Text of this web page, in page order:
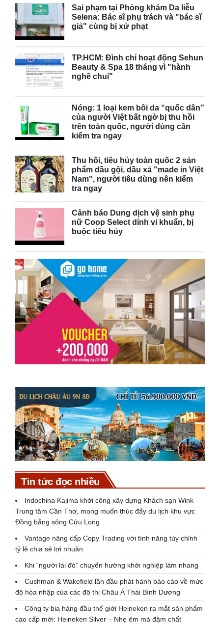
Sai phạm tại Phòng khám Da liễu
Selena: Bác sĩ phụ trách và "bác sĩ
giả" cùng bị xử phạt
TP.HCM: Đình chỉ hoạt động Sehun
Beauty & Spa 18 tháng vì "hành
nghề chui"
Nóng: 1 loại kem bôi da “quốc dân”
của người Việt bất ngờ bị thu hồi
trên toàn quốc, người dùng cần
kiểm tra ngay
Thu hồi, tiêu hủy toàn quốc 2 sản
phẩm dầu gội, dầu xả "made in Việt
Nam", người tiêu dùng nên kiểm
tra ngay
Cảnh báo Dung dịch vệ sinh phụ
nữ Coop Select dính vi khuẩn, bị
buộc tiêu hủy
Tin tức đọc nhiều
Indochina Kajima khởi công xây dựng Khách sạn Wink
Trung tâm Cần Thơ, mong muốn thúc đẩy du lịch khu vực
Đồng bằng sông Cửu Long
Vantage nâng cấp Copy Trading với tính năng tùy chỉnh
tỷ lệ chia sẻ lợi nhuận
Khi “người lái đò” chuyển hướng khởi nghiệp làm nhang
Cushman & Wakefield lần đầu phát hành báo cáo về mức
độ hòa nhập của các đô thị Châu Á Thái Bình Dương
Công ty bia hàng đầu thế giới Heineken ra mắt sản phẩm
cao cấp mới: Heineken Silver – Nhẹ êm mà đậm chất